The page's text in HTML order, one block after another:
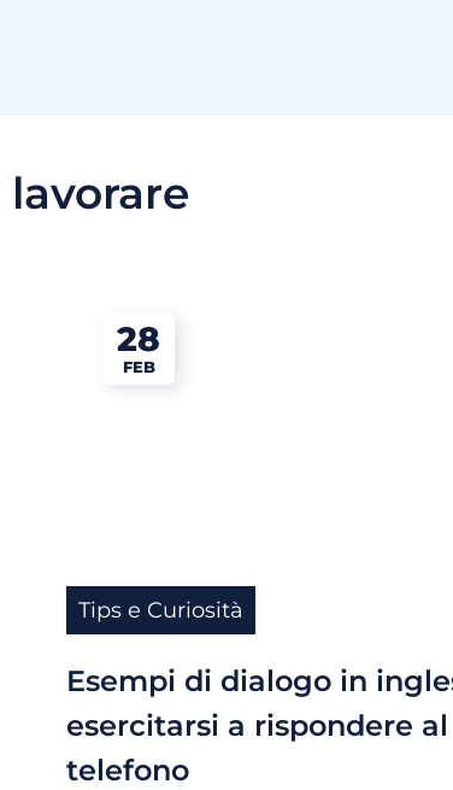
lavorare
28
FEB
Tips e Curiosità
Esempi di dialogo in
esercitarsi a rispondere al
telefono